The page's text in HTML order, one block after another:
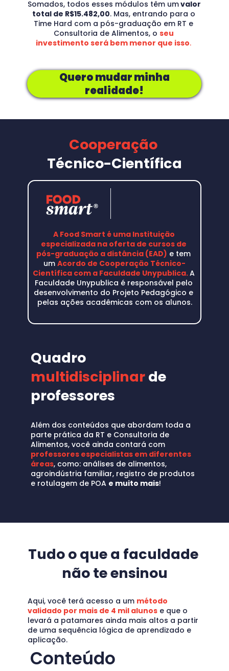
PRECIFICAÇÃO & OFERTA:
Crie sua marca
Identidade Visual
Descreva suas atividades
Seu honorário
Começando a proposta de clientes
Prospecção Raiz
Proposta de prestação de serviços
Contrato de fechamento de negócio
CONSULTORIA DE ALIMENTOS:
Muito além do RT
Assessoria de alimentos
Diferença na estratégia de prospecção
Utilize a mentoria como uma ferramenta
do seu negócio
O que oferecer no trabalho de
Consultoria de Alimentos
Planejamento de melhorias
Como entregar DOCUMENTOS na
consultoria
Como receber na consultoria de
alimentos
Relatório de encerramento
Consultoria x Assessoria
Avaliação
Somados, todos esses módulos têm um valor
total de R$15.482,00. Mas, entrando para o
Time Hard com a pós-graduação em RT e
Consultoria de Alimentos, o seu
investimento será bem menor que isso.
Quero mudar minha
realidade!
Cooperação
Técnico-Científica
A Food Smart é uma Instituição
especializada na oferta de cursos de
pós-graduação a distância (EAD) e tem
um Acordo de Cooperação Técnico-
Científica com a Faculdade Unypublica.A
Faculdade Unypublica é responsável pelo
desenvolvimento do Projeto Pedagógico e
pelas ações acadêmicas com os alunos.
Quadro
multidisciplinar de
professores
Além dos conteúdos que abordam toda a
parte prática da RT e Consultoria de
Alimentos, você ainda contará com
professores especialistas em diferentes
áreas, como: análises de alimentos,
agroindústria familiar, registro de produtos
e rotulagem de POA e muito mais!
Tudo o que a faculdade
não te ensinou
Aqui, você terá acesso a um método
validado por mais de 4 mil alunos e que o
levará a patamares ainda mais altos a partir
de uma sequência lógica de aprendizado e
aplicação.
Conteúdo